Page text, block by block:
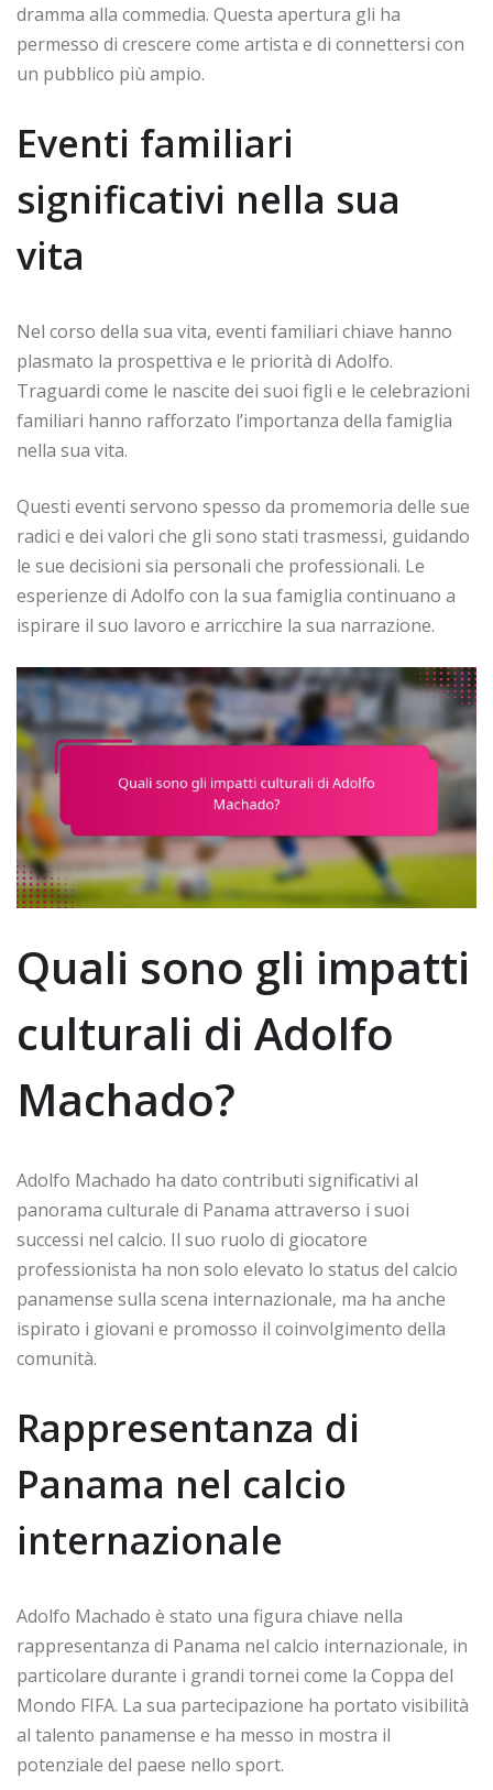
dramma alla commedia. Questa apertura gli ha
permesso di crescere come artista e di connettersi con
un pubblico più ampio.
Eventi familiari
significativi nella sua
vita
Nel corso della sua vita, eventi familiari chiave hanno
plasmato la prospettiva e le priorità di Adolfo.
Traguardi come le nascite dei suoi figli e le celebrazioni
familiari hanno rafforzato l’importanza della famiglia
nella sua vita.
Questi eventi servono spesso da promemoria delle sue
radici e dei valori che gli sono stati trasmessi, guidando
le sue decisioni sia personali che professionali. Le
esperienze di Adolfo con la sua famiglia continuano a
ispirare il suo lavoro e arricchire la sua narrazione.
Quali sono gli impatti
culturali di Adolfo
Machado?
Adolfo Machado ha dato contributi significativi al
panorama culturale di Panama attraverso i suoi
successi nel calcio. Il suo ruolo di giocatore
professionista ha non solo elevato lo status del calcio
panamense sulla scena internazionale, ma ha anche
ispirato i giovani e promosso il coinvolgimento della
comunità.
Rappresentanza di
Panama nel calcio
internazionale
Adolfo Machado è stato una figura chiave nella
rappresentanza di Panama nel calcio internazionale, in
particolare durante i grandi tornei come la Coppa del
Mondo FIFA. La sua partecipazione ha portato visibilità
al talento panamense e ha messo in mostra il
potenziale del paese nello sport.